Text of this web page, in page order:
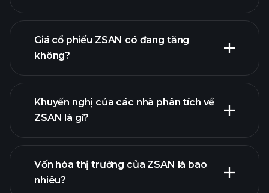
biểu đồ nâng cao
Giá cổ phiếu ZSAN có đang tăng
không?
Khuyến nghị của các nhà phân tích về
ZSAN là gì?
Vốn hóa thị trường của ZSAN là bao
nhiêu?